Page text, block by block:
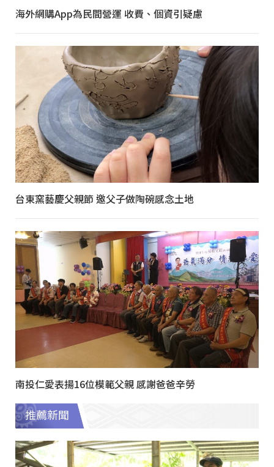
海外網購App為民間營運 收費、個資引疑慮
台東窯藝慶父親節 邀父子做陶碗感念土地
南投仁愛表揚16位模範父親 感謝爸爸辛勞
推薦新聞